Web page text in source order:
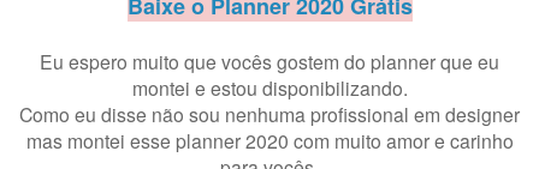
Eu espero muito que vocês gostem do planner que eu
montei e estou disponibilizando.
Como eu disse não sou nenhuma profissional em designer
mas montei esse planner 2020 com muito amor e carinho